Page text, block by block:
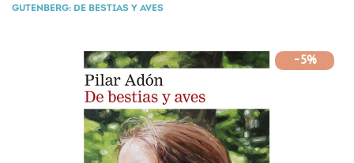
GUTENBERG: DE BESTIAS Y AVES
-5%